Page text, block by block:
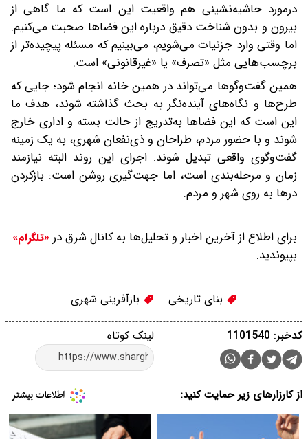
درمورد حاشیه‌نشینی هم واقعیت این است که ما گاهی از
بیرون و بدون شناخت دقیق درباره این فضاها صحبت می‌کنیم.
اما وقتی وارد جزئیات می‌شویم، می‌بینیم که مسئله پیچیده‌تر از
برچسب‌هایی مثل «تصرف» یا «غیرقانونی» است.
همین گفت‌وگوها می‌تواند در همین خانه انجام شود؛ جایی که
طرح‌ها و نگاه‌های آینده‌نگر به بحث گذاشته شوند، هدف ما
این است که این فضاها به‌تدریج از حالت بسته و اداری خارج
شوند و با حضور مردم، طراحان و ذی‌نفعان شهری، به یک زمینه
گفت‌وگوی واقعی تبدیل شوند. اجرای این روند البته نیازمند
زمان و مرحله‌بندی است، اما جهت‌گیری روشن است: باز‌کردن
درها به روی شهر و مردم.
برای اطلاع از آخرین اخبار و تحلیل‌ها به کانال شرق در «تلگرام»
بپیوندید.
بنای تاریخی بازآفرینی شهری
لینک کوتاه کدخبر: 1101540
از کارزارهای زیر حمایت کنید: